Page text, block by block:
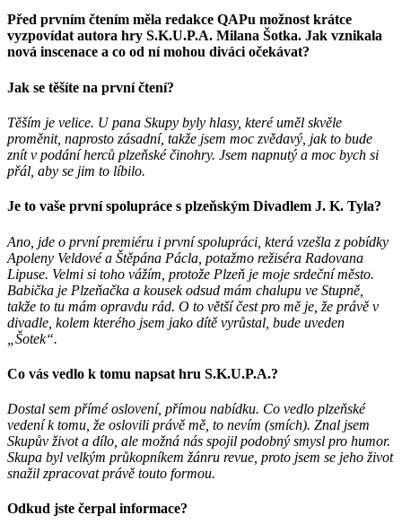
Před prvním čtením měla redakce QAPu možnost krátce
vyzpovídat autora hry S.K.U.P.A. Milana Šotka. Jak vznikala
nová inscenace a co od ní mohou diváci očekávat?
Jak se těšíte na první čtení?
Těším je velice. U pana Skupy byly hlasy, které uměl skvěle
proměnit, naprosto zásadní, takže jsem moc zvědavý, jak to bude
znít v podání herců plzeňské činohry. Jsem napnutý a moc bych si
přál, aby se jim to líbilo.
Je to vaše první spolupráce s plzeňským Divadlem J. K. Tyla?
Ano, jde o první premiéru i první spolupráci, která vzešla z pobídky
Apoleny Veldové a Štěpána Pácla, potažmo režiséra Radovana
Lipuse. Velmi si toho vážím, protože Plzeň je moje srdeční město.
Babička je Plzeňačka a kousek odsud mám chalupu ve Stupně,
takže to tu mám opravdu rád. O to větší čest pro mě je, že právě v
divadle, kolem kterého jsem jako dítě vyrůstal, bude uveden
„Šotek“.
Co vás vedlo k tomu napsat hru S.K.U.P.A.?
Dostal sem přímé oslovení, přímou nabídku. Co vedlo plzeňské
vedení k tomu, že oslovili právě mě, to nevím (smích). Znal jsem
Skupův život a dílo, ale možná nás spojil podobný smysl pro humor.
Skupa byl velkým průkopníkem žánru revue, proto jsem se jeho život
snažil zpracovat právě touto formou.
Odkud jste čerpal informace?